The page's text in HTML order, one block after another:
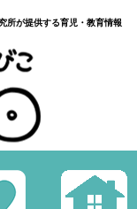
が提供する育児・教育情報